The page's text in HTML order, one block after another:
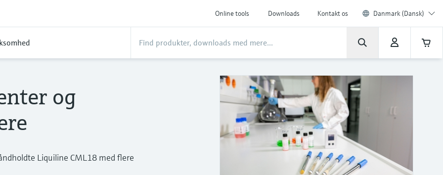
Online tools Downloads Kontakt os Danmark (Dansk)
og
Liquiline CML18 med flere